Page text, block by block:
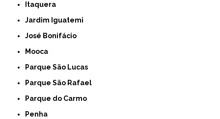
Itaquera
Jardim Iguatemi
José Bonifácio
Mooca
Parque São Lucas
Parque São Rafael
Parque do Carmo
Penha